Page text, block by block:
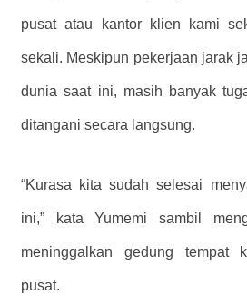
pusat atau kantor klien kami
sekali. Meskipun pekerjaan jarak
dunia saat ini, masih banyak
ditangani secara langsung.
“Kurasa kita sudah selesai
ini,” kata Yumemi sambil
meninggalkan gedung tempat
pusat.